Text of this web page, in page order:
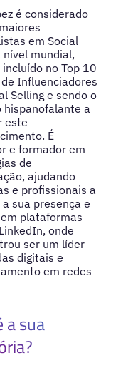
é considerado
em Social
nível mundial,
no Top 10
Influenciadores
Selling e sendo o
hispanofalante a
este
É
e formador em
de
ajudando
e profissionais a
sua presença e
plataformas
onde
ser um líder
digitais e
em redes
a sua